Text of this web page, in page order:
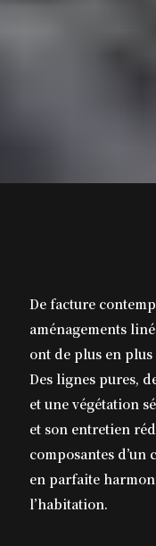
De facture
aménagements
ont de plus en
Des lignes pures,
et une végétation
et son entretien
composantes
en parfaite
l’habitation.